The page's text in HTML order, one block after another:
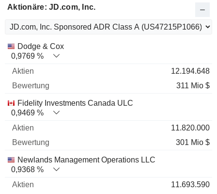
Aktionäre: JD.com, Inc.
Name Aktien %
Dodge & Cox
0,9769 %
12.194.648
311 Mio $
Fidelity Investments Canada ULC
0,9469 %
11.820.000
301 Mio $
Newlands Management Operations LLC
0,9368 %
11.693.590